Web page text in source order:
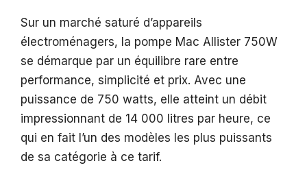
Sur un marché saturé d’appareils
électroménagers, la pompe Mac Allister 750W
se démarque par un équilibre rare entre
performance, simplicité et prix. Avec une
puissance de 750 watts, elle atteint un débit
impressionnant de 14 000 litres par heure, ce
qui en fait l’un des modèles les plus puissants
de sa catégorie à ce tarif.